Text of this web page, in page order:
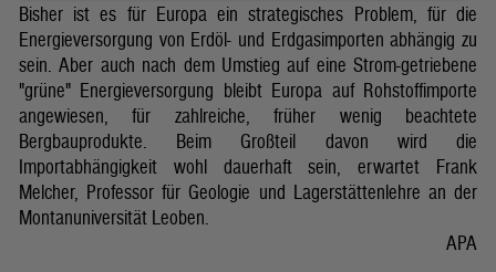
Bisher ist es für Europa ein strategisches Problem, für die
Energieversorgung von Erdöl- und Erdgasimporten abhängig zu
sein. Aber auch nach dem Umstieg auf eine Strom-getriebene
"grüne" Energieversorgung bleibt Europa auf Rohstoffimporte
angewiesen, für zahlreiche, früher wenig beachtete
Bergbauprodukte. Beim Großteil davon wird die
Importabhängigkeit wohl dauerhaft sein, erwartet Frank
Melcher, Professor für Geologie und Lagerstättenlehre an der
Montanuniversität Leoben.
APA